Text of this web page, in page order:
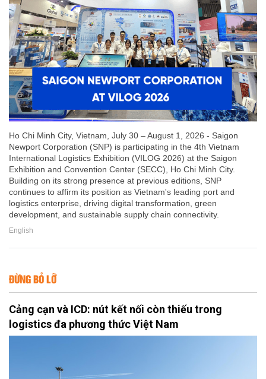
Ho Chi Minh City, Vietnam, July 30 – August 1, 2026 - Saigon
Newport Corporation (SNP) is participating in the 4th Vietnam
International Logistics Exhibition (VILOG 2026) at the Saigon
Exhibition and Convention Center (SECC), Ho Chi Minh City.
Building on its strong presence at previous editions, SNP
continues to affirm its position as Vietnam's leading port and
logistics enterprise, driving digital transformation, green
development, and sustainable supply chain connectivity.
English
ĐỪNG BỎ LỠ
Cảng cạn và ICD: nút kết nối còn thiếu trong
logistics đa phương thức Việt Nam